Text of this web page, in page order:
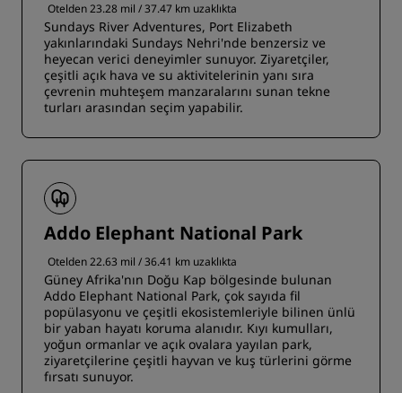
Otelden 23.28 mil / 37.47 km uzaklıkta
Sundays River Adventures, Port Elizabeth
yakınlarındaki Sundays Nehri'nde benzersiz ve
heyecan verici deneyimler sunuyor. Ziyaretçiler,
çeşitli açık hava ve su aktivitelerinin yanı sıra
çevrenin muhteşem manzaralarını sunan tekne
turları arasından seçim yapabilir.
Addo Elephant National Park
Otelden 22.63 mil / 36.41 km uzaklıkta
Güney Afrika'nın Doğu Kap bölgesinde bulunan
Addo Elephant National Park, çok sayıda fil
popülasyonu ve çeşitli ekosistemleriyle bilinen ünlü
bir yaban hayatı koruma alanıdır. Kıyı kumulları,
yoğun ormanlar ve açık ovalara yayılan park,
ziyaretçilerine çeşitli hayvan ve kuş türlerini görme
fırsatı sunuyor.